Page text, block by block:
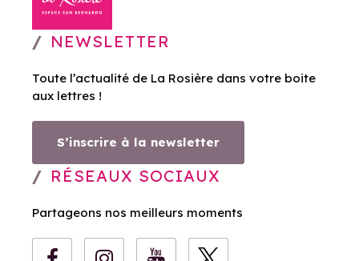
NEWSLETTER
Toute l’actualité de La Rosière dans votre boite
aux lettres !
S’inscrire à la newsletter
RÉSEAUX SOCIAUX
Partageons nos meilleurs moments